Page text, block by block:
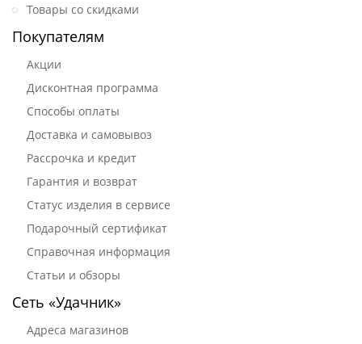
Товары со скидками
Покупателям
Акции
Дисконтная программа
Способы оплаты
Доставка и самовывоз
Рассрочка и кредит
Гарантия и возврат
Статус изделия в сервисе
Подарочный сертификат
Справочная информация
Статьи и обзоры
Сеть «Удачник»
Адреса магазинов